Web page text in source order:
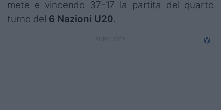
Super Rugby
mete e vincendo 37-17 la partita del quarto
turno del 6 Nazioni U20.